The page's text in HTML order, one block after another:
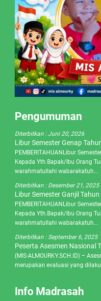
Pengumuman
Diterbitkan :Juni 20, 2026
Libur Semester Genap
PEMBERITAHUANLibur
Kepada Yth.Bapak/Ibu Orang
warahmatullahi wabarakatuh...
Diterbitkan : Desember 21, 2025
Libur Semester Ganjil
PEMBERITAHUANLibur
Kepada Yth.Bapak/Ibu Orang
warahmatullahi wabarakatuh...
Diterbitkan : September 6, 2025
Peserta Asesmen Nasional
(MIS-ALMOURKY.SCH.ID) –
merupakan evaluasi yang
Info Madrasah